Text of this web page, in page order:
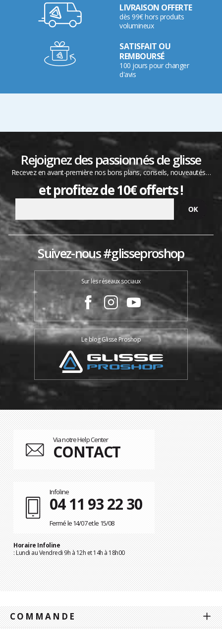
LIVRAISON OFFERTE
dès 99€ hors produits
volumineux
SATISFAIT OU
REMBOURSÉ
100 jours pour changer
d'avis
Rejoignez des passionnés de glisse
Recevez en avant-première nos bons plans, conseils, nouveautés…
et profitez de 10€ offerts !
Suivez-nous #glisseproshop
Sur les réseaux sociaux
Le blog Glisse Proshop
Via notre Help Center
CONTACT
Infoline
04 11 93 22 30
Fermé le 14/07 et le 15/08
Horaire Infoline
: Lundi au Vendredi 9h à 12h et 14h à 18h00
COMMANDE